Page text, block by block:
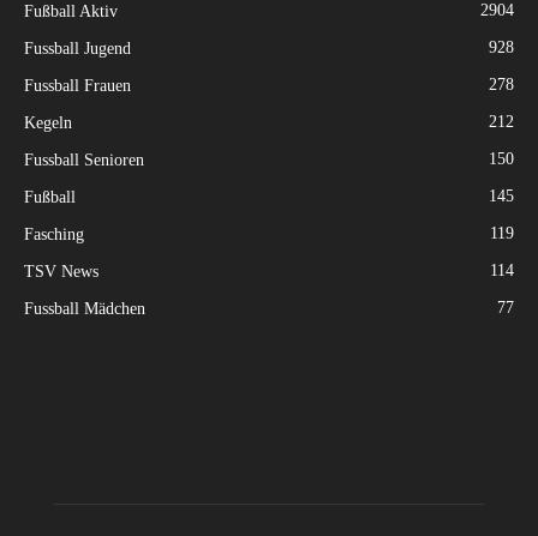
Fußball Aktiv 2904
Fussball Jugend 928
Fussball Frauen 278
Kegeln 212
Fussball Senioren 150
Fußball 145
Fasching 119
TSV News 114
Fussball Mädchen 77